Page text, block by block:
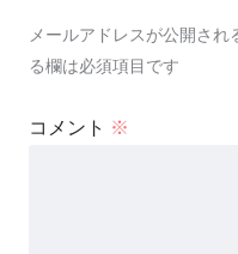
メールアドレスが公開され
る欄は必須項目です
コメント ※